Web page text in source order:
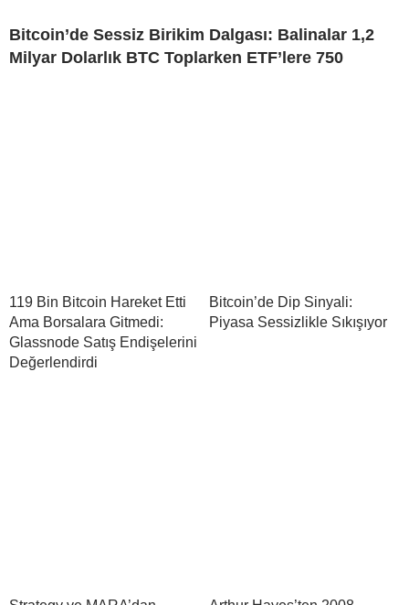
Bitcoin’de Sessiz Birikim Dalgası: Balinalar 1,2
Milyar Dolarlık BTC Toplarken ETF’lere 750
119 Bin Bitcoin Hareket Etti
Ama Borsalara Gitmedi:
Glassnode Satış Endişelerini
Değerlendirdi
Bitcoin’de Dip Sinyali:
Piyasa Sessizlikle Sıkışıyor